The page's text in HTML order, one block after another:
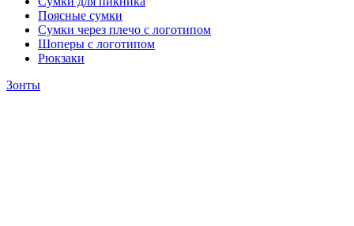
Поясные сумки
Сумки через плечо с логотипом
Шоперы с логотипом
Рюкзаки
Зонты